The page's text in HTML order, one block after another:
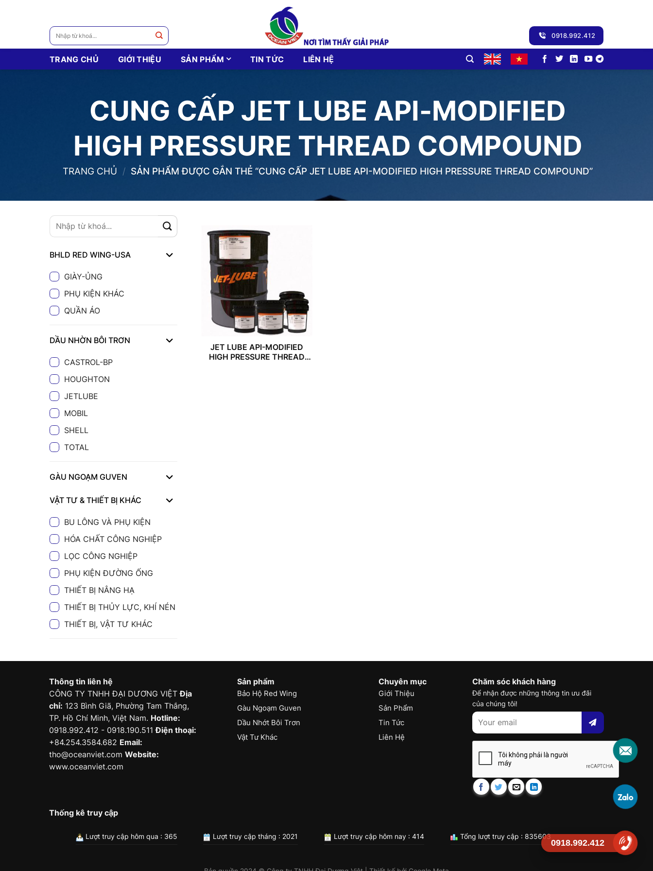
Tìm
kiếm:
0918.992.412
TRANG CHỦ GIỚI THIỆU SẢN PHẨM TIN TỨC LIÊN HỆ
CUNG CẤP JET LUBE API-MODIFIED
HIGH PRESSURE THREAD COMPOUND
TRANG CHỦ / SẢN PHẨM ĐƯỢC GẮN THẺ “CUNG CẤP JET LUBE API-MODIFIED HIGH PRESSURE THREAD COMPOUND”
BHLD RED WING-USA
GIÀY-ỦNG
PHỤ KIỆN KHÁC
QUẦN ÁO
DẦU NHỜN BÔI TRƠN
CASTROL-BP
HOUGHTON
JETLUBE
MOBIL
SHELL
TOTAL
GÀU NGOẠM GUVEN
VẬT TƯ & THIẾT BỊ KHÁC
BU LÔNG VÀ PHỤ KIỆN
HÓA CHẤT CÔNG NGHIỆP
LỌC CÔNG NGHIỆP
PHỤ KIỆN ĐƯỜNG ỐNG
THIẾT BỊ NÂNG HẠ
THIẾT BỊ THỦY LỰC, KHÍ NÉN
THIẾT BỊ, VẬT TƯ KHÁC
JET LUBE API-MODIFIED
HIGH PRESSURE THREAD
Thông tin liên hệ
CÔNG TY TNHH ĐẠI DƯƠNG VIỆTĐịa
chỉ: 123 Bình Giã, Phường Tam Thắng,
TP. Hồ Chí Minh, Việt Nam. Hotline:
0918.992.412 - 0918.190.511Điện thoại:
+84.254.3584.682 Email:
tho@oceanviet.com Website:
www.oceanviet.com
Sản phẩm
Bảo Hộ Red Wing
Gàu Ngoạm Guven
Dầu Nhớt Bôi Trơn
Vật Tư Khác
Chuyên mục
Giới Thiệu
Sản Phẩm
Tin Tức
Liên Hệ
Chăm sóc khách hàng
Để nhận được những thông tin ưu đãi
của chúng tôi!
Thống kê truy cập
Lượt truy cập hôm qua : 365 Lượt truy cập tháng : 2021 Lượt truy cập hôm nay : 414 Tổng lượt truy cập : 835603
0918.992.412